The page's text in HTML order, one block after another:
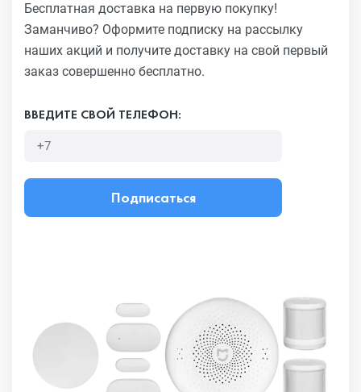
Бесплатная доставка на первую покупку!
Заманчиво? Оформите подписку на рассылку
наших акций и получите доставку на свой первый
заказ совершенно бесплатно.
ВВЕДИТЕ СВОЙ ТЕЛЕФОН:
Подписаться